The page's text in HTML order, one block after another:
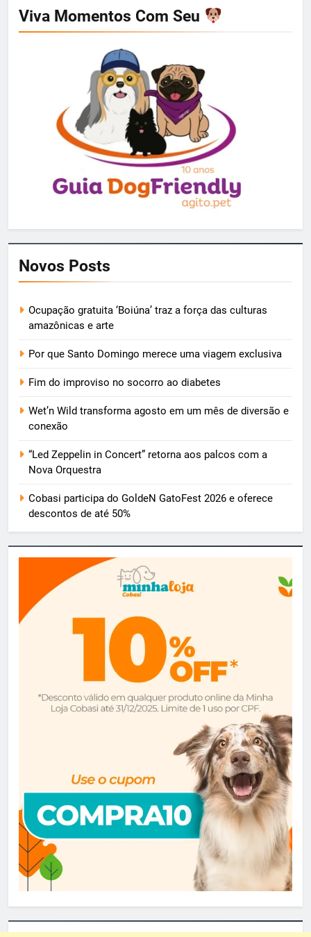
Viva Momentos Com Seu
Novos Posts
Ocupação gratuita ‘Boiúna’ traz a força das culturas
amazônicas e arte
Por que Santo Domingo merece uma viagem exclusiva
Fim do improviso no socorro ao diabetes
Wet’n Wild transforma agosto em um mês de diversão e
conexão
“Led Zeppelin in Concert” retorna aos palcos com a
Nova Orquestra
Cobasi participa do GoldeN GatoFest 2026 e oferece
descontos de até 50%